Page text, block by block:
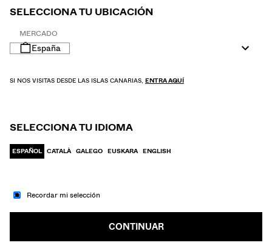
HOMBRE
SELECCIONA TU UBICACIÓN
MERCADO
España
SI NOS VISITAS DESDE LAS ISLAS CANARIAS, ENTRA AQUÍ
SELECCIONA TU IDIOMA
ESPAÑOL CATALÀ GALEGO EUSKARA ENGLISH
Recordar mi selección
CONTINUAR